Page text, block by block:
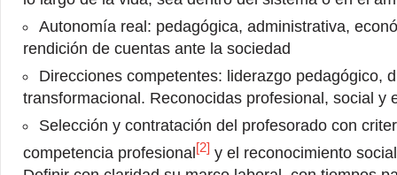
Autonomía real: pedagógica, administrativa,
rendición de cuentas ante la sociedad
Direcciones competentes: liderazgo pedagógico,
transformacional. Reconocidas profesional, social y
Selección y contratación del profesorado con
competencia profesional[2] y el reconocimiento